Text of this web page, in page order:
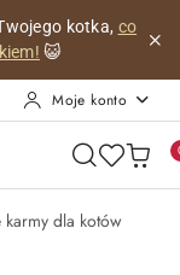
kotka, co
😺
Moje konto
karmy dla kotów